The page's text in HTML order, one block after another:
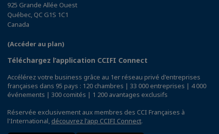
925 Grande Allée Ouest
Québec, QC G1S 1C1
Canada
(Accéder au plan)
Téléchargez l’application CCIFI Connect
Accélérez votre business grâce au 1er réseau privé d'entreprises
françaises dans 95 pays : 120 chambres | 33 000 entreprises | 4 000
événements | 300 comités | 1 200 avantages exclusifs
Réservée exclusivement aux membres des CCI Françaises à
l'International, découvrez l'app CCIFI Connect.